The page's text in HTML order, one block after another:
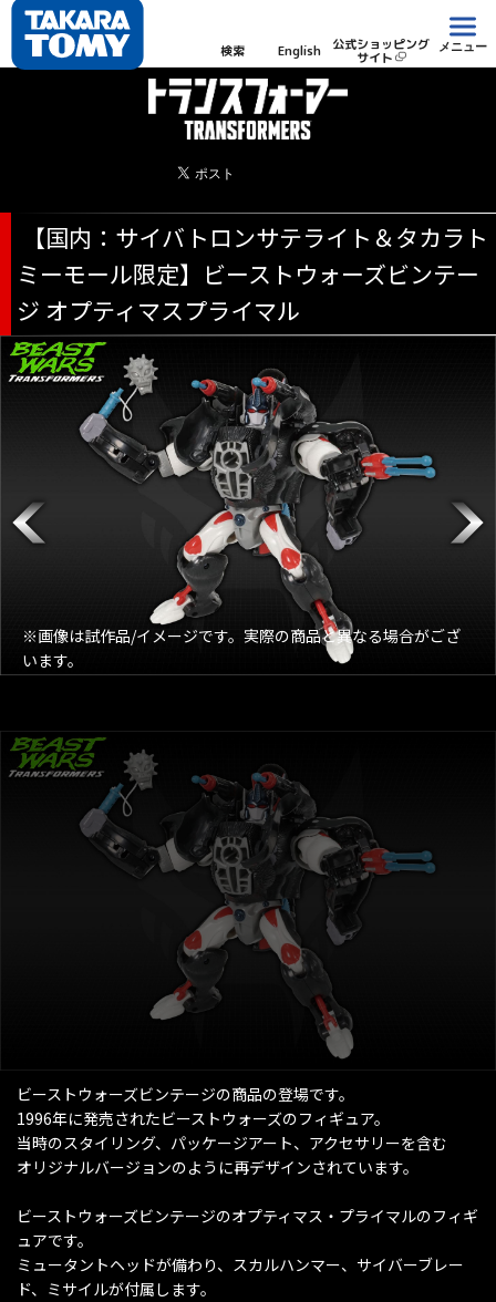
検索 English 公式ショッピング
サイト
メニュー
【国内：サイバトロンサテライト＆タカラト
ミーモール限定】ビーストウォーズビンテー
ジ オプティマスプライマル
※画像は試作品/イメージです。実際の商品と異なる場合がござ
います。
ビーストウォーズビンテージの商品の登場です。
1996年に発売されたビーストウォーズのフィギュア。
当時のスタイリング、パッケージアート、アクセサリーを含む
オリジナルバージョンのように再デザインされています。
ビーストウォーズビンテージのオプティマス・プライマルのフィギ
ュアです。
ミュータントヘッドが備わり、スカルハンマー、サイバーブレー
ド、ミサイルが付属します。